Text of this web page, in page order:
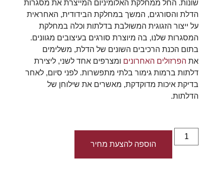
שונות. החל ממחלקת האלומיניום המייצרת את מסגרות
הדלת והסורגים, המשך במחלקת הבידודית, האחראית
על ייצור הזגוגית המשולבת בדלתות וכלה במחלקת
המסגרות שלנו, בה מיוצרת סורגים בעיצובים מגוונים.
בתום הכנת הרכיבים השונים של הדלת, משלימים
הפרזולים האחרוניםומצרפים אחד לשני, ליצירת
דלתות ברמות גימור בלתי מתפשרות. לפני סיום, לאחר
בדיקת איכות מדוקדקת, מאשרים את שילוחן של
הדלתות.
הוספה להצעת מחיר